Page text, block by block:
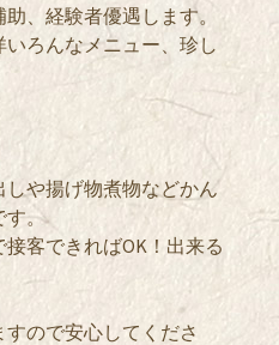
、経験者優遇します。
ろんなメニュー、珍し
や揚げ物煮物などかん
す。
客できればOK！出来る
ので安心してくださ